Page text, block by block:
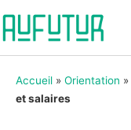
Accueil » Orientation »
et salaires